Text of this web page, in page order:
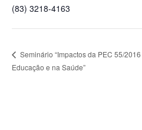
(83) 3218-4163
Seminário “Impactos da PEC 55/
Educação e na Saúde”